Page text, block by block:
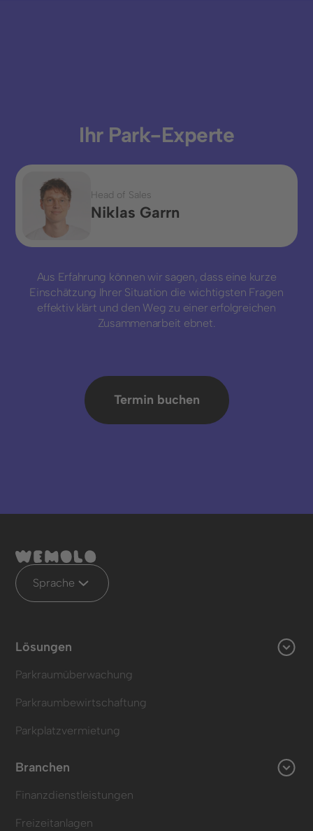
Ihr Park-Experte
Head of Sales
Niklas Garrn
Aus Erfahrung können wir sagen, dass eine kurze
Einschätzung Ihrer Situation die wichtigsten Fragen
effektiv klärt und den Weg zu einer erfolgreichen
Zusammenarbeit ebnet.
Termin buchen
Sprache
Lösungen
Parkraumüberwachung
Parkraumbewirtschaftung
Parkplatzvermietung
Branchen
Finanzdienstleistungen
Freizeitanlagen